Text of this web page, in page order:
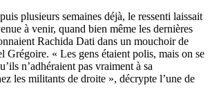
plusieurs semaines déjà, le ressenti laissait
à venir, quand bien même les dernières
Rachida Dati dans un mouchoir de
Grégoire. « Les gens étaient polis, mais on se
n’adhéraient pas vraiment à sa
les militants de droite », décrypte l’une de